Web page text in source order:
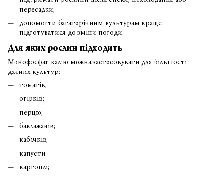
пересадки;
допомогти багаторічним культурам краще
підготуватися до зміни погоди.
Для яких рослин підходить
Монофосфат калію можна застосовувати для більшості
дачних культур:
томатів;
огірків;
перцю;
баклажанів;
кабачків;
капусти;
картоплі;